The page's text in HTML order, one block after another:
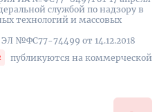
службой по надзору в
технологий и массовых
№ФС77-74499 от 14.12.2018
публикуются на коммерческой